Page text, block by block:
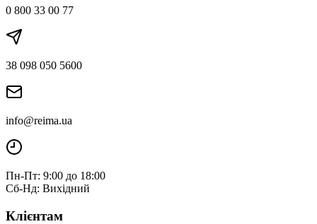
0 800 33 00 77
38 098 050 5600
info@reima.ua
Пн-Пт: 9:00 до 18:00
Сб-Нд: Вихідний
Клієнтам